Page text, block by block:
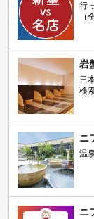
行
（
岩
日
検
ニ
温
ニ